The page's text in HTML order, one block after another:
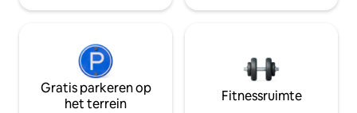
Gratis parkeren op
het terrein
Fitnessruimte